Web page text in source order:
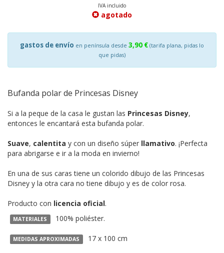
IVA incluido
agotado
gastos de envío en península desde 3,90 € (tarifa plana, pidas lo
que pidas)
Bufanda polar de Princesas Disney
Si a la peque de la casa le gustan las Princesas Disney,
entonces le encantará esta bufanda polar.
Suave, calentita y con un diseño súper llamativo. ¡Perfecta
para abrigarse e ir a la moda en invierno!
En una de sus caras tiene un colorido dibujo de las Princesas
Disney y la otra cara no tiene dibujo y es de color rosa.
Producto con licencia oficial.
MATERIALES 100% poliéster.
MEDIDAS APROXIMADAS 17 x 100 cm